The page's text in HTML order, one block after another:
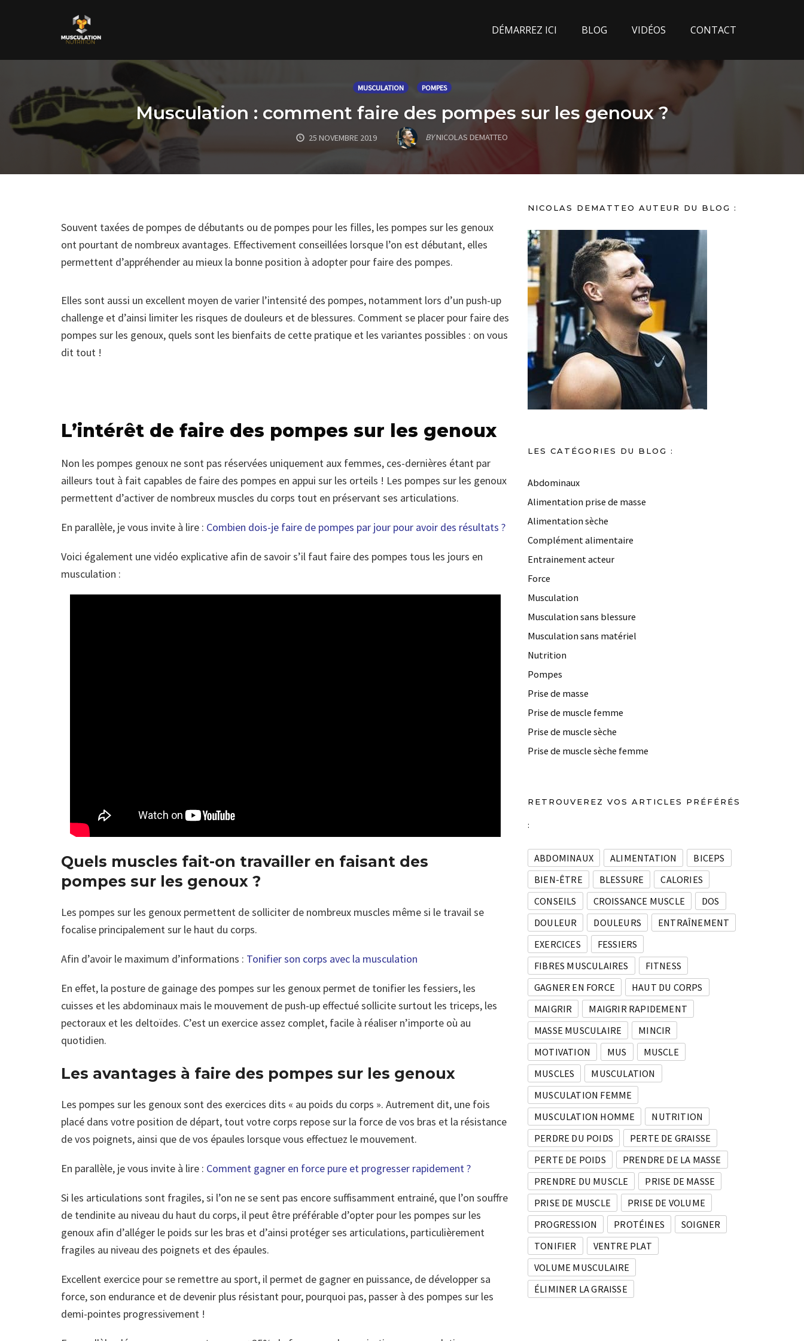
content
DÉMARREZ ICI BLOG VIDÉOS CONTACT
MUSCULATION POMPES
Musculation : comment faire des pompes sur les genoux ?
25 NOVEMBRE 2019 BYNICOLAS DEMATTEO
Souvent taxées de pompes de débutants ou de pompes pour les filles, les pompes sur les genoux
ont pourtant de nombreux avantages. Effectivement conseillées lorsque l’on est débutant, elles
permettent d’appréhender au mieux la bonne position à adopter pour faire des pompes.
Elles sont aussi un excellent moyen de varier l’intensité des pompes, notamment lors d’un push-up
challenge et d’ainsi limiter les risques de douleurs et de blessures. Comment se placer pour faire des
pompes sur les genoux, quels sont les bienfaits de cette pratique et les variantes possibles : on vous
dit tout !
L’intérêt de faire des pompes sur les genoux
Non les pompes genoux ne sont pas réservées uniquement aux femmes, ces-dernières étant par
ailleurs tout à fait capables de faire des pompes en appui sur les orteils ! Les pompes sur les genoux
permettent d’activer de nombreux muscles du corps tout en préservant ses articulations.
En parallèle, je vous invite à lire : Combien dois-je faire de pompes par jour pour avoir des résultats ?
Voici également une vidéo explicative afin de savoir s’il faut faire des pompes tous les jours en
musculation :
Quels muscles fait-on travailler en faisant des
pompes sur les genoux ?
Les pompes sur les genoux permettent de solliciter de nombreux muscles même si le travail se
focalise principalement sur le haut du corps.
Afin d’avoir le maximum d’informations : Tonifier son corps avec la musculation
En effet, la posture de gainage des pompes sur les genoux permet de tonifier les fessiers, les
cuisses et les abdominaux mais le mouvement de push-up effectué sollicite surtout les triceps, les
pectoraux et les deltoïdes. C’est un exercice assez complet, facile à réaliser n’importe où au
quotidien.
Les avantages à faire des pompes sur les genoux
Les pompes sur les genoux sont des exercices dits « au poids du corps ». Autrement dit, une fois
placé dans votre position de départ, tout votre corps repose sur la force de vos bras et la résistance
de vos poignets, ainsi que de vos épaules lorsque vous effectuez le mouvement.
En parallèle, je vous invite à lire : Comment gagner en force pure et progresser rapidement ?
Si les articulations sont fragiles, si l’on ne se sent pas encore suffisamment entrainé, que l’on souffre
de tendinite au niveau du haut du corps, il peut être préférable d’opter pour les pompes sur les
genoux afin d’alléger le poids sur les bras et d’ainsi protéger ses articulations, particulièrement
fragiles au niveau des poignets et des épaules.
Excellent exercice pour se remettre au sport, il permet de gagner en puissance, de développer sa
force, son endurance et de devenir plus résistant pour, pourquoi pas, passer à des pompes sur les
demi-pointes progressivement !
NICOLAS DEMATTEO AUTEUR DU BLOG :
LES CATÉGORIES DU BLOG :
Abdominaux
Alimentation prise de masse
Alimentation sèche
Complément alimentaire
Entrainement acteur
Force
Musculation
Musculation sans blessure
Musculation sans matériel
Nutrition
Pompes
Prise de masse
Prise de muscle femme
Prise de muscle sèche
Prise de muscle sèche femme
RETROUVEREZ VOS ARTICLES PRÉFÉRÉS
:
ABDOMINAUX ALIMENTATION
BICEPS
BIEN-ÊTRE
BLESSURE
CALORIES
CONSEILS
CROISSANCE MUSCLE
DOS
DOULEUR
DOULEURS
ENTRAÎNEMENT
EXERCICES
FESSIERS
FIBRES MUSCULAIRES
FITNESS
GAGNER EN FORCE
HAUT DU CORPS
MAIGRIR
MAIGRIR RAPIDEMENT
MASSE MUSCULAIRE
MINCIR
MOTIVATION
MUS
MUSCLE
MUSCLES
MUSCULATION
MUSCULATION FEMME
MUSCULATION HOMME
NUTRITION
PERDRE DU POIDS
PERTE DE GRAISSE
PERTE DE POIDS
PRENDRE DE LA MASSE
PRENDRE DU MUSCLE
PRISE DE MASSE
PRISE DE MUSCLE
PRISE DE VOLUME
PROGRESSION
PROTÉINES
SOIGNER
TONIFIER
VENTRE PLAT
VOLUME MUSCULAIRE
ÉLIMINER LA GRAISSE